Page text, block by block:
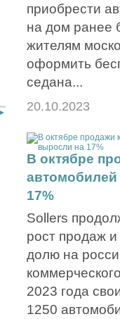
приобрести
на дом ранее
жителям
оформить
седана...
20.10.2023
В октябре
17%
Sollers
рост продаж
долю на
2023 года
1250